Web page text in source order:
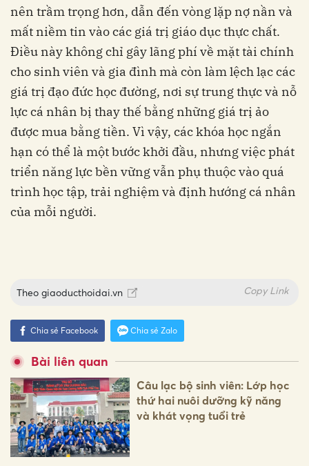
nên trầm trọng hơn, dẫn đến vòng lặp nợ nần và
mất niềm tin vào các giá trị giáo dục thực chất.
Điều này không chỉ gây lãng phí về mặt tài chính
cho sinh viên và gia đình mà còn làm lệch lạc các
giá trị đạo đức học đường, nơi sự trung thực và nỗ
lực cá nhân bị thay thế bằng những giá trị ảo
được mua bằng tiền. Vì vậy, các khóa học ngắn
hạn có thể là một bước khởi đầu, nhưng việc phát
triển năng lực bền vững vẫn phụ thuộc vào quá
trình học tập, trải nghiệm và định hướng cá nhân
của mỗi người.
Theo giaoducthoidai.vn Copy Link
Chia sẻ Facebook Chia sẻ Zalo
Bài liên quan
Câu lạc bộ sinh viên: Lớp học
thứ hai nuôi dưỡng kỹ năng
và khát vọng tuổi trẻ